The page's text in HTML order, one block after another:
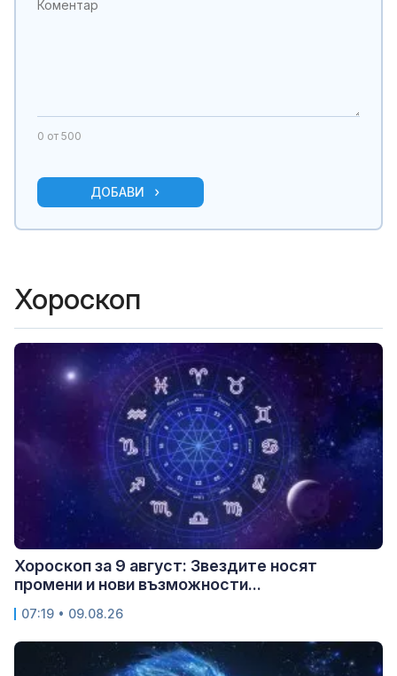
0 от 500
ДОБАВИ
Хороскоп
Хороскоп за 9 август: Звездите носят
промени и нови възможности...
07:19 • 09.08.26